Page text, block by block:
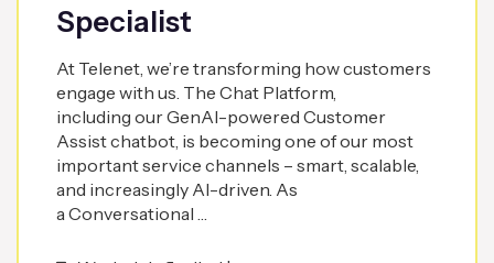
Specialist
At Telenet, we’re transforming how customers
engage with us. The Chat Platform,
including our GenAI-powered Customer
Assist chatbot, is becoming one of our most
important service channels – smart, scalable,
and increasingly AI-driven. As
a Conversational …